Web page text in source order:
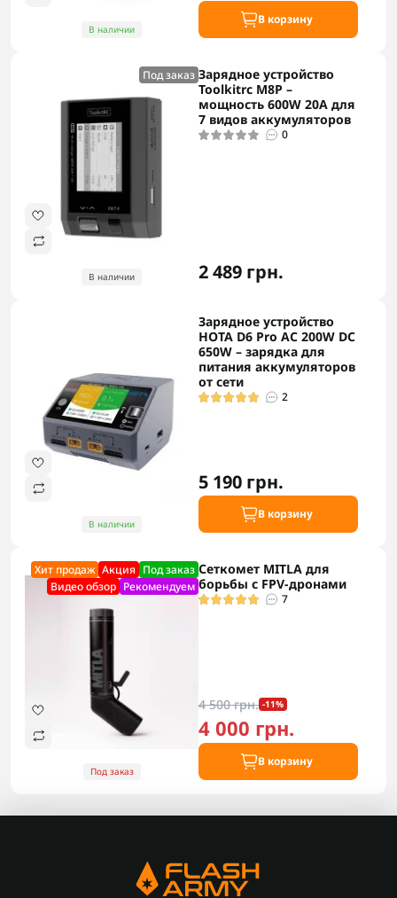
В наличии
В корзину
Под заказ
В наличии
Зарядное устройство
Toolkitrc M8P –
мощность 600W 20A для
7 видов аккумуляторов
0
2 489 грн.
В наличии
Зарядное устройство
HOTA D6 Pro AC 200W DC
650W – зарядка для
питания аккумуляторов
от сети
2
5 190 грн.
В корзину
Хит продаж Акция Под заказ
Видео обзор Рекомендуем
Под заказ
Сеткомет MITLA для
борьбы с FPV-дронами
7
4 500 грн. -11%
4 000 грн.
В корзину